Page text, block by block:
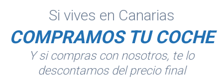
Si vives en Canarias
COMPRAMOS TU COCHE
Y si compras con nosotros, te lo
descontamos del precio final